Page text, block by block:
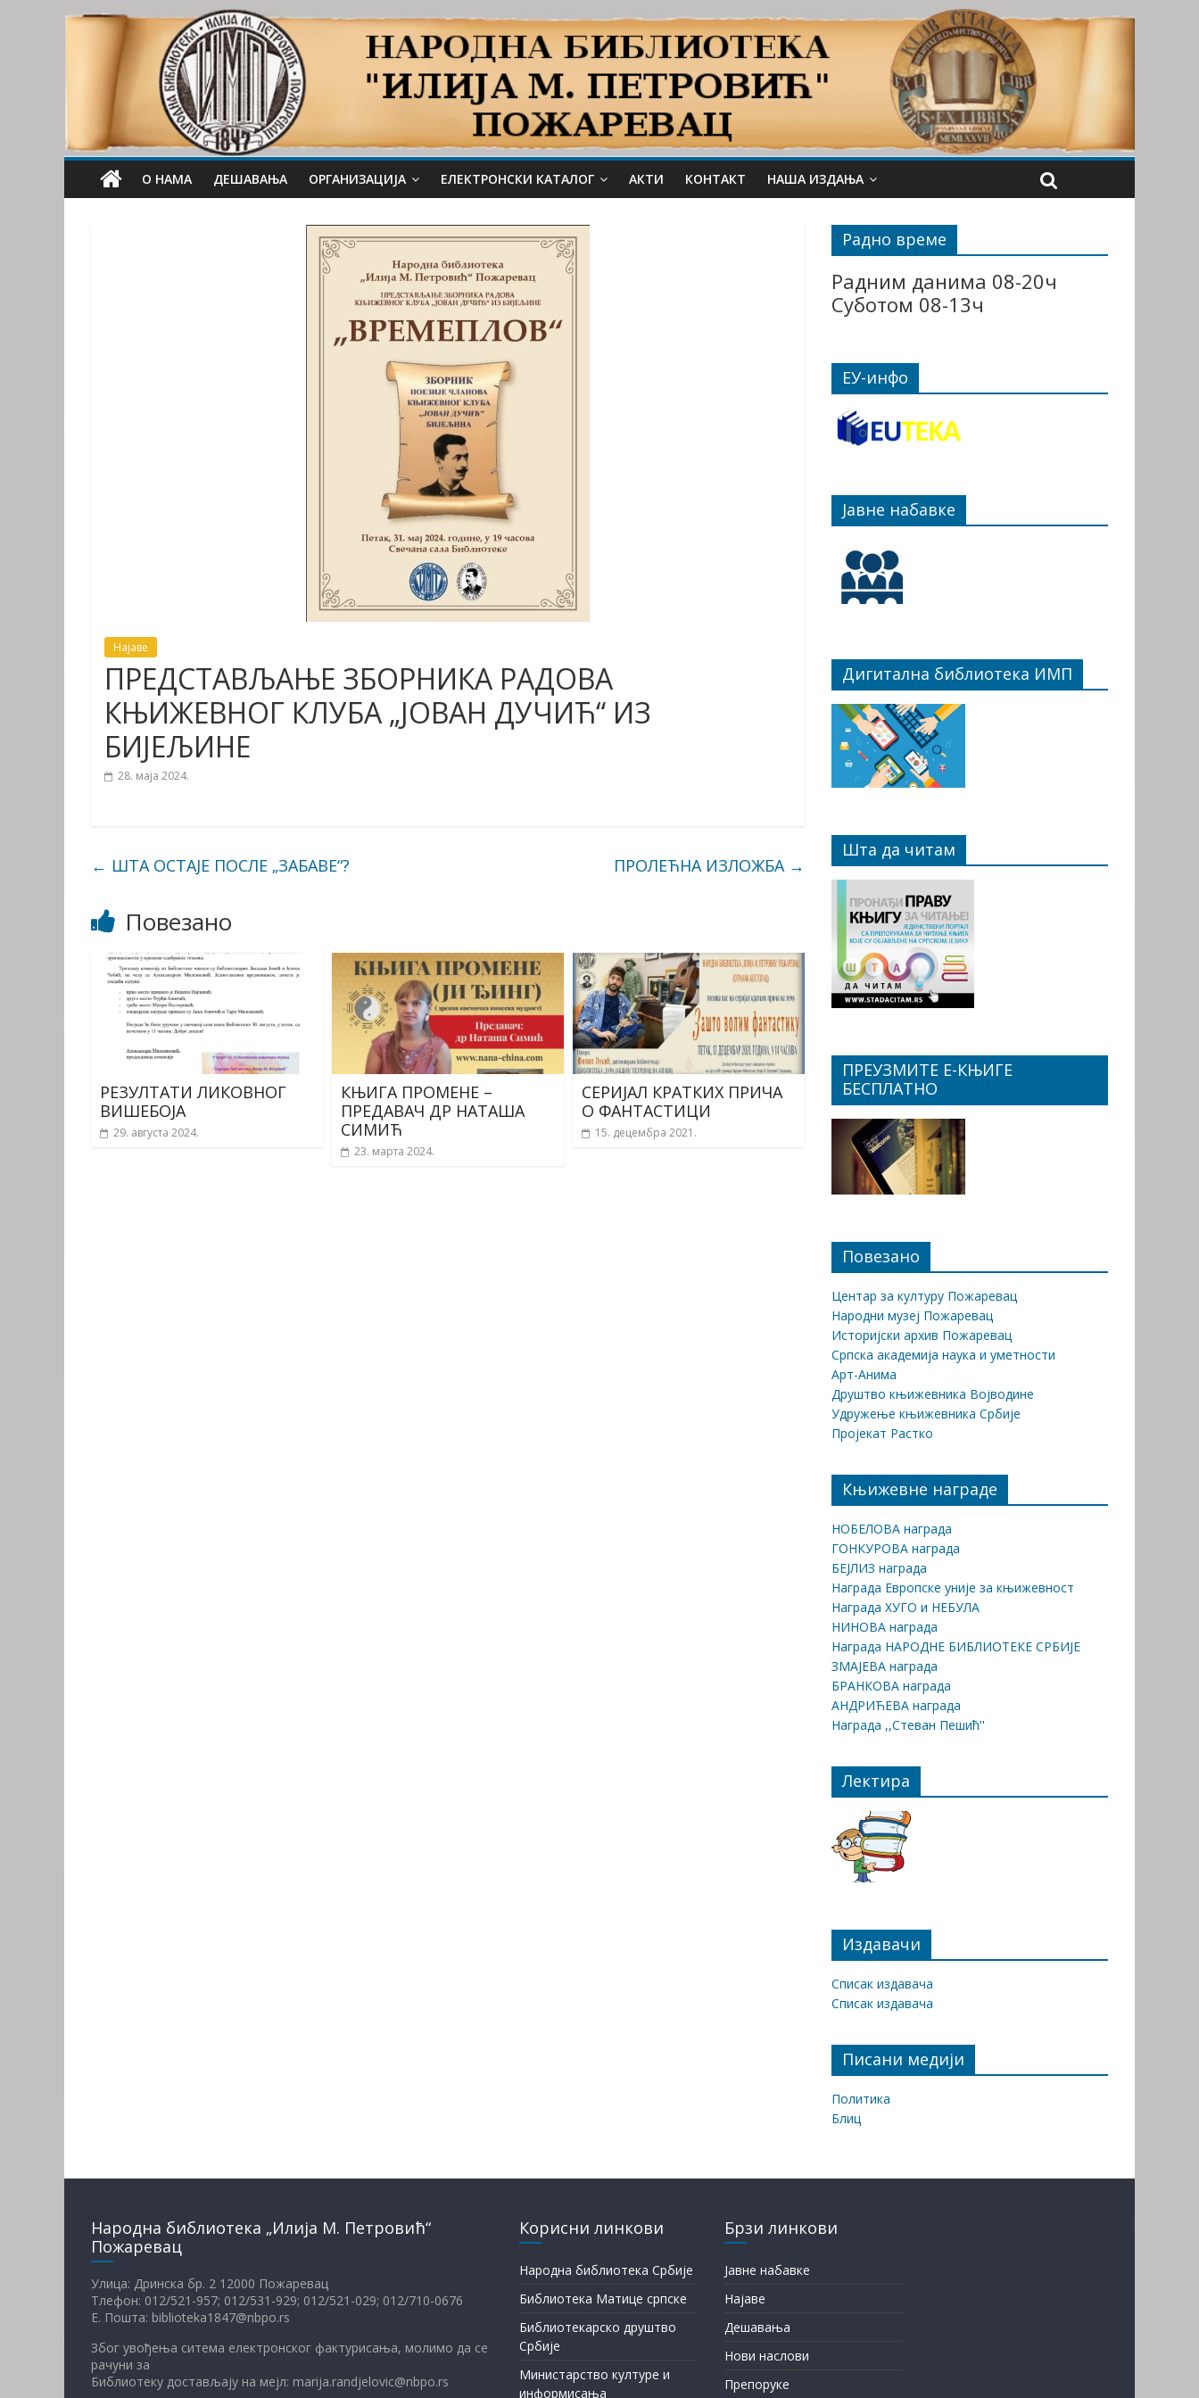
О НАМА ДЕШАВАЊА ОРГАНИЗАЦИЈА ЕЛЕКТРОНСКИ КАТАЛОГ АКТИ КОНТАКТ НАША ИЗДАЊА
Најаве
ПРЕДСТАВЉАЊЕ ЗБОРНИКА РАДОВА
КЊИЖЕВНОГ КЛУБА „ЈОВАН ДУЧИЋ“ ИЗ
БИЈЕЉИНЕ
28. маја 2024.
← ШТА ОСТАЈЕ ПОСЛЕ „ЗАБАВЕ“? ПРОЛЕЋНА ИЗЛОЖБА →
Повезано
РЕЗУЛТАТИ ЛИКОВНОГ
ВИШЕБОЈА
29. августа 2024.
КЊИГА ПРОМЕНЕ –
ПРЕДАВАЧ ДР НАТАША
СИМИЋ
23. марта 2024.
СЕРИЈАЛ КРАТКИХ ПРИЧА
О ФАНТАСТИЦИ
15. децембра 2021.
Радно време
Радним данима 08-20ч
Суботом 08-13ч
ЕУ-инфо
Јавне набавке
Дигитална библиотека ИМП
Шта да читам
ПРЕУЗМИТЕ Е-КЊИГЕ
БЕСПЛАТНО
Повезано
Центар за културу Пожаревац
Народни музеј Пожаревац
Историјски архив Пожаревац
Српска академија наука и уметности
Арт-Анима
Друштво књижевника Војводине
Удружење књижевника Србије
Пројекат Растко
Књижевне награде
НОБЕЛОВА награда
ГОНКУРОВА награда
БЕЈЛИЗ награда
Награда Европске уније за књижевност
Награда ХУГО и НЕБУЛА
НИНОВА награда
Награда НАРОДНЕ БИБЛИОТЕКЕ СРБИЈЕ
ЗМАЈЕВА награда
БРАНКОВА награда
АНДРИЋЕВА награда
Награда ,,Стеван Пешић''
Лектира
Издавачи
Списак издавача
Списак издавача
Писани медији
Политика
Блиц
Народна библиотека „Илија М. Петровић“
Пожаревац
Улица: Дринска бр. 2 12000 Пожаревац
Тлефон: 012/521-957; 012/531-929; 012/521-029; 012/710-0676
Е. Пошта: biblioteka1847@nbpo.rs
Због увођења ситема електронског фактурисања, молимо да се
рачуни за
Библиотеку достављају на мејл: marija.randjelovic@nbpo.rs
Корисни линкови
Народна библиотека Србије
Библиотека Матице српске
Библиотекарско друштво
Србије
Министарство културе и
информисања
Брзи линкови
Јавне набавке
Најаве
Дешавања
Нови наслови
Препоруке